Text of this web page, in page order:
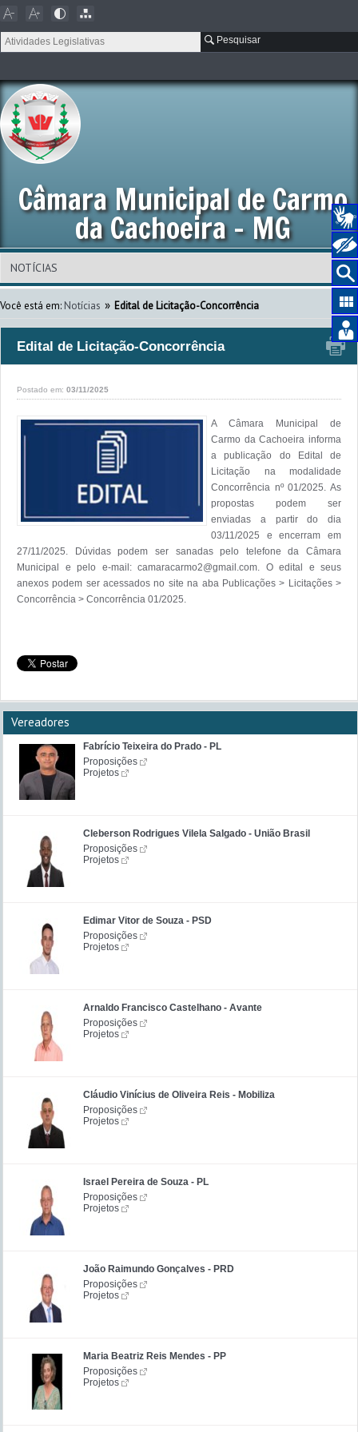
Pesquisar
Câmara Municipal de Carmo
da Cachoeira - MG
Você está em: Notícias » Edital de Licitação-Concorrência
Edital de Licitação-Concorrência
Postado em: 03/11/2025
A Câmara Municipal de
Carmo da Cachoeira informa
a publicação do Edital de
Licitação na modalidade
Concorrência nº 01/2025. As
propostas podem ser
enviadas a partir do dia
03/11/2025 e encerram em
27/11/2025. Dúvidas podem ser sanadas pelo telefone da Câmara
Municipal e pelo e-mail: camaracarmo2@gmail.com. O edital e seus
anexos podem ser acessados no site na aba Publicações > Licitações >
Vereadores
Fabrício Teixeira do Prado - PL
Proposições
Projetos
Cleberson Rodrigues Vilela Salgado - União Brasil
Proposições
Projetos
Edimar Vitor de Souza - PSD
Proposições
Projetos
Arnaldo Francisco Castelhano - Avante
Proposições
Projetos
Cláudio Vinícius de Oliveira Reis - Mobiliza
Proposições
Projetos
Israel Pereira de Souza - PL
Proposições
Projetos
João Raimundo Gonçalves - PRD
Proposições
Projetos
Maria Beatriz Reis Mendes - PP
Proposições
Projetos